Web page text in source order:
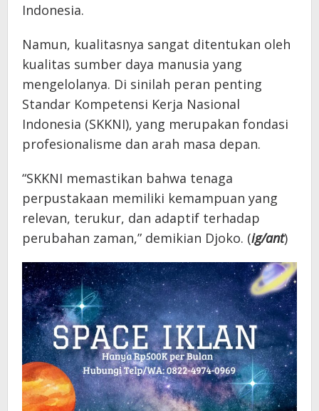
Indonesia.
Namun, kualitasnya sangat ditentukan oleh
kualitas sumber daya manusia yang
mengelolanya. Di sinilah peran penting
Standar Kompetensi Kerja Nasional
Indonesia (SKKNI), yang merupakan fondasi
profesionalisme dan arah masa depan.
“SKKNI memastikan bahwa tenaga
perpustakaan memiliki kemampuan yang
relevan, terukur, dan adaptif terhadap
perubahan zaman,” demikian Djoko. (ig/ant)